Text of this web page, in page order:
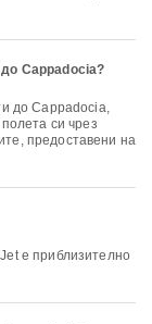
Cappadocia?
си чрез
предоставени на